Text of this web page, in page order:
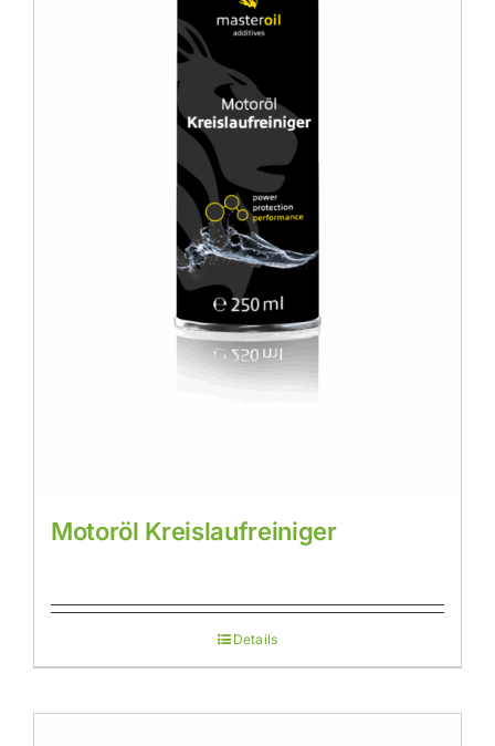
Motoröl Kreislaufreiniger
Details